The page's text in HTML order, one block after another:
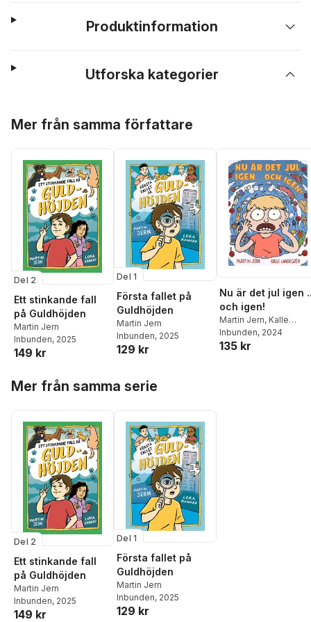
Produktinformation
Utforska kategorier
Mer från samma författare
Del 2
Ett stinkande fall
på Guldhöjden
Martin Jern
Inbunden, 2025
149 kr
Del 1
Första fallet på
Guldhöjden
Martin Jern
Inbunden, 2025
129 kr
Nu är det jul igen
och igen!
Martin Jern, Kalle
Landegren
Inbunden, 2024
135 kr
Mer från samma serie
Del 2
Ett stinkande fall
på Guldhöjden
Martin Jern
Inbunden, 2025
149 kr
Del 1
Första fallet på
Guldhöjden
Martin Jern
Inbunden, 2025
129 kr